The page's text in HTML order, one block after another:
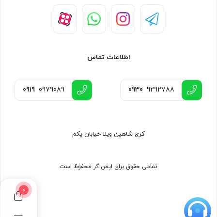
دستگاه – آنتن – باتری – گیره کمری – بند – شارژر
UHF/VHF Walkie Talkie 10W Two Way Radio
0
اطلاعات تماس
0930 9292788
0919 0979089
کرج شاهین ویلا خیابان یکم
تمامی حقوق برای ایمن گر محفوظ است